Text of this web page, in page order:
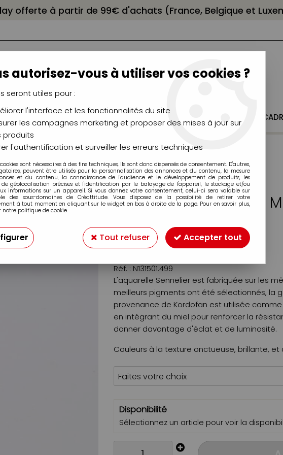
offerte à partir de 99€ d'achats (France, Belgique et
CHÂSSIS
CHEVALETS
AÉROGRAPHIE
MODÉLISME
MOULAGE
>AQUARELLE SENNELIER MARRON PERYLENE S3
AQUARELLE SENNELIER
À partir de 6,89€TTC
Réf. : N131501.499
L'aquarelle Sennelier est fabriquée sur les
meilleurs pigments ont été sélectionnés, la
provenance de Kordofan est utilisée
en intégrant du miel pour renforcer la
donner davantage d'éclat et de luminosité.
Couleurs à la texture onctueuse, brillante,
Disponibilité
Sélectionnez un article pour voir la
autorisez-vous à utiliser vos cookies ?
seront utiles pour :
l'interface et les fonctionnalités du site
les campagnes marketing et proposer des mises à jour sur
produits
l'authentification et surveiller les erreurs techniques
sont nécessaires à des fins techniques, ils sont donc dispensés de consentement. D'autres,
peuvent être utilisés pour la personnalisation des annonces et du contenu, la mesure
et du contenu, la connaissance de l'audience et le développement de produits, les
de géolocalisation précises et l'identification par le balayage de l'appareil, le stockage et/ou
informations sur un appareil. Si vous donnez votre consentement, celui-ci sera valable sur
des sous-domaines de Créattitude. Vous disposez de la possibilité de retirer votre
à tout moment en cliquant sur le widget en bas à droite de la page. Pour en savoir plus,
notre politique de cookie.
Tout refuser Accepter tout